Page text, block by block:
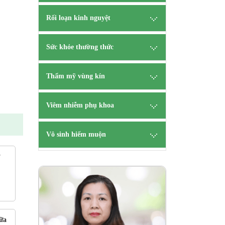
Rối loạn kinh nguyệt
Sức khỏe thường thức
Thẩm mỹ vùng kín
Viêm nhiễm phụ khoa
Vô sinh hiếm muộn